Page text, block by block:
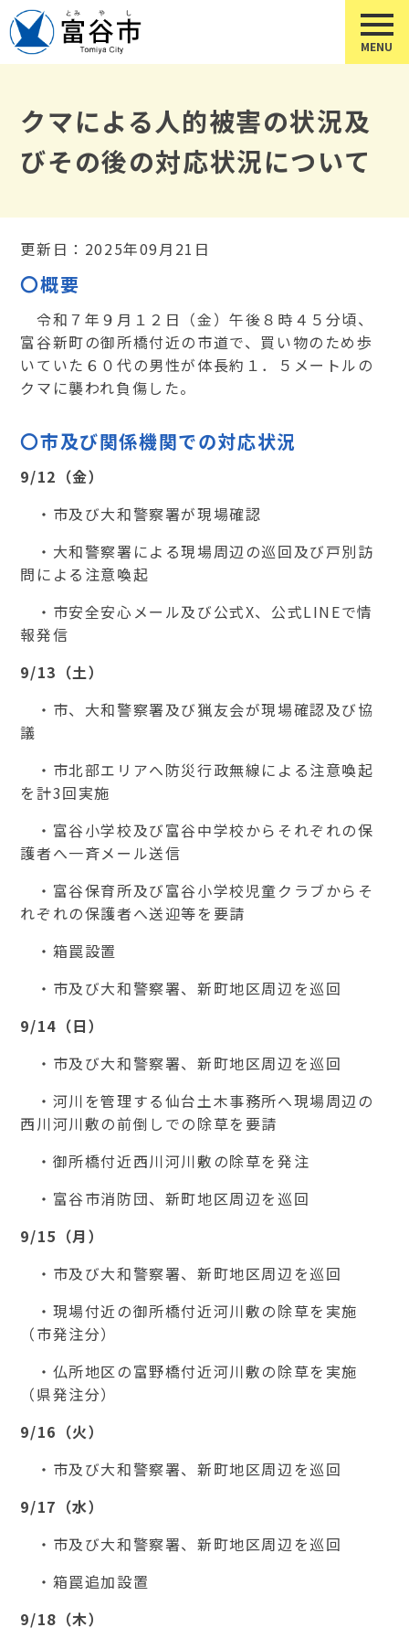
クマによる人的被害の状況及
びその後の対応状況について
更新日：2025年09月21日
〇概要
令和７年９月１２日（金）午後８時４５分頃、
富谷新町の御所橋付近の市道で、買い物のため歩
いていた６０代の男性が体長約１．５メートルの
クマに襲われ負傷した。
〇市及び関係機関での対応状況
9/12（金）
・市及び大和警察署が現場確認
・大和警察署による現場周辺の巡回及び戸別訪
問による注意喚起
・市安全安心メール及び公式X、公式LINEで情
報発信
9/13（土）
・市、大和警察署及び猟友会が現場確認及び協
議
・市北部エリアへ防災行政無線による注意喚起
を計3回実施
・富谷小学校及び富谷中学校からそれぞれの保
護者へ一斉メール送信
・富谷保育所及び富谷小学校児童クラブからそ
れぞれの保護者へ送迎等を要請
・箱罠設置
・市及び大和警察署、新町地区周辺を巡回
9/14（日）
・市及び大和警察署、新町地区周辺を巡回
・河川を管理する仙台土木事務所へ現場周辺の
西川河川敷の前倒しでの除草を要請
・御所橋付近西川河川敷の除草を発注
・富谷市消防団、新町地区周辺を巡回
9/15（月）
・市及び大和警察署、新町地区周辺を巡回
・現場付近の御所橋付近河川敷の除草を実施
（市発注分）
・仏所地区の富野橋付近河川敷の除草を実施
（県発注分）
9/16（火）
・市及び大和警察署、新町地区周辺を巡回
9/17（水）
・市及び大和警察署、新町地区周辺を巡回
・箱罠追加設置
9/18（木）